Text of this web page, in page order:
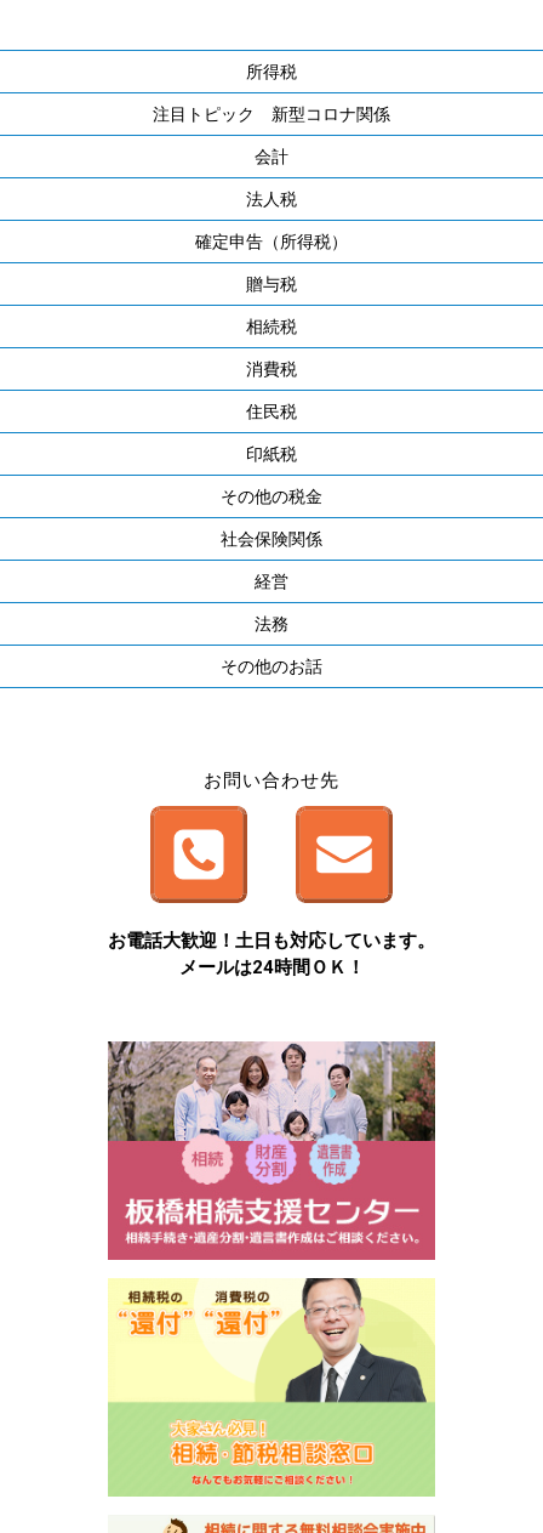
所得税
注目トピック 新型コロナ関係
会計
法人税
確定申告（所得税）
贈与税
相続税
消費税
住民税
印紙税
その他の税金
社会保険関係
経営
法務
その他のお話
お問い合わせ先
お電話大歓迎！土日も対応しています。
メールは24時間ＯＫ！